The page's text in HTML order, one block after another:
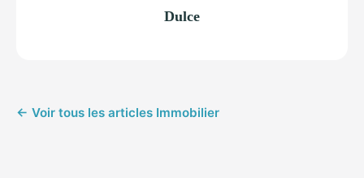
Dulce
← Voir tous les articles Immobilier